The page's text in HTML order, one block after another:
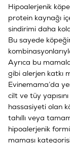
Hipoalerjenik
protein kaynağı
sindirimi daha
Bu sayede
Ayrıca bu
gibi alerjen katkı
Evinemama’da
cilt ve tüy
hassasiyeti olan
tahıllı veya
hipoalerjenik
maması